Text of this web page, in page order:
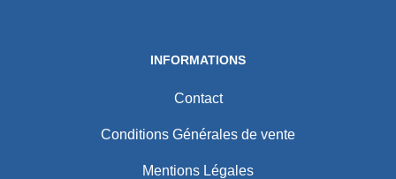
INFORMATIONS
Contact
Conditions Générales de vente
Mentions Légales